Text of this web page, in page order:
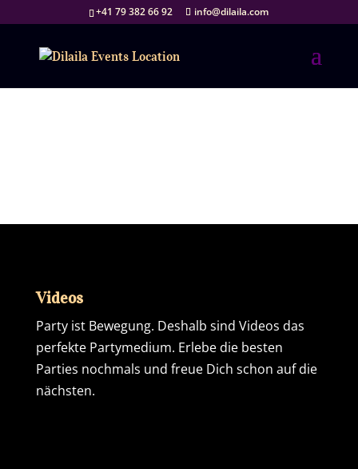
+41 79 382 66 92 info@dilaila.com
Videos
Party ist Bewegung. Deshalb sind Videos das
perfekte Partymedium. Erlebe die besten
Parties nochmals und freue Dich schon auf die
nächsten.